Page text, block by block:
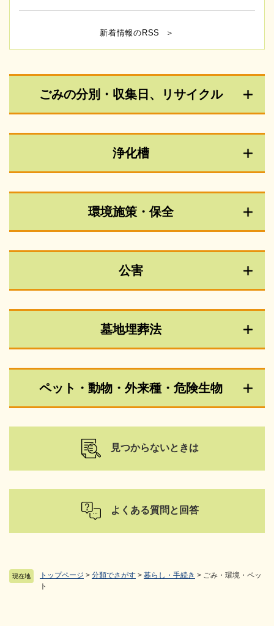
現在地 トップページ > 分類でさがす > 暮らし・手続き > ごみ・環境・ペッ
ト
新着情報のRSS
ごみの分別・収集日、リサイクル
浄化槽
環境施策・保全
公害
墓地埋葬法
ペット・動物・外来種・危険生物
見つからないときは
よくある質問と回答